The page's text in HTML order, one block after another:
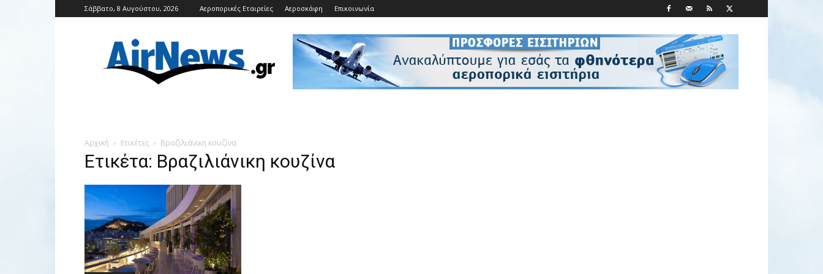
Σάββατο, 8 Αυγούστου, 2026 Αεροπορικές Εταιρείες Αεροσκάφη Επικοινωνία
Αρχική Ετικέτες Βραζιλιάνικη κουζίνα
Ετικέτα: Βραζιλιάνικη κουζίνα